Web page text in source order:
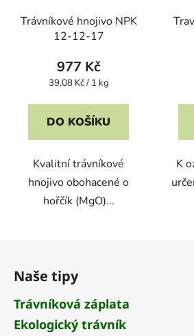
Trávníkové hnojivo NPK
12-12-17
977 Kč
Měrná
39,08 Kč / 1 kg
DO KOŠÍKU
Kvalitní trávníkové
hnojivo obohacené o
hořčík (MgO)...
K
Naše tipy
Trávníková záplata
Ekologický trávník